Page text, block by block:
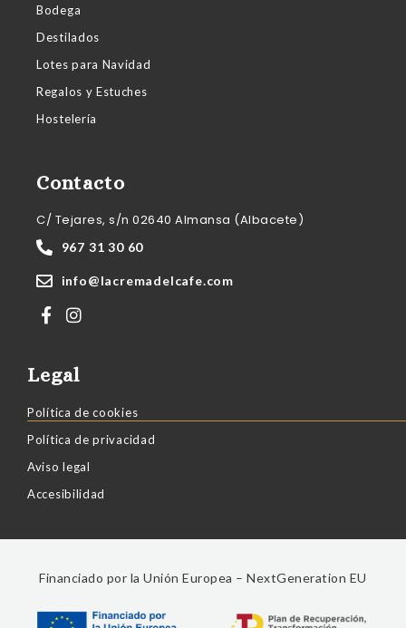
Bodega
Destilados
Lotes para Navidad
Regalos y Estuches
Hostelería
Contacto
C/ Tejares, s/n 02640 Almansa (Albacete)
967 31 30 60
info@lacremadelcafe.com
Legal
Política de cookies
Política de privacidad
Aviso legal
Accesibilidad
Financiado por la Unión Europea – NextGeneration EU